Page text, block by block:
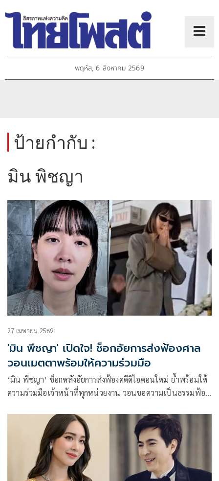
พฤหัส, 6 สิงหาคม 2569
ป้ายกำกับ :
มิน พิชญา
27 เมษายน 2569
'มิน พีชญา' เปิดใจ! ช็อกอัยการส่งฟ้องศาล
วอนเมตตาพร้อมให้ความร่วมมือ
‘มิน พีชญา’ ช็อกหลังอัยการส่งฟ้องคดีดิไอคอนใหม่ ย้ำพร้อมให้
ความร่วมมือเจ้าหน้าที่ทุกหน่วยงาน วอนขอความเป็นธรรมฟ้อง